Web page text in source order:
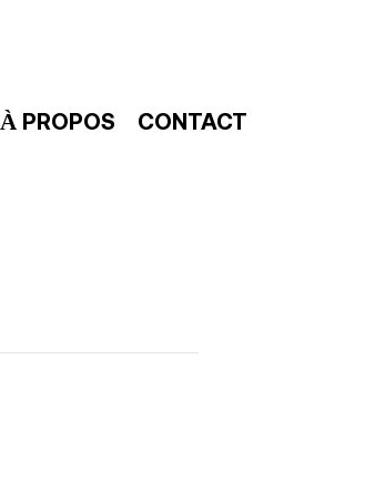
À PROPOS CONTACT